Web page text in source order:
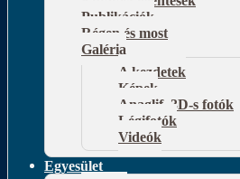
Publikációk
Régen és most
Galéria
A kezdetek
Képek
Anaglif, 3D-s fotók
Légifotók
Videók
Egyesület